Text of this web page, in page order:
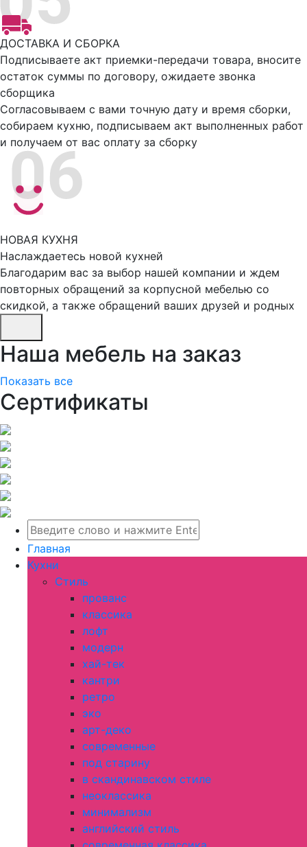
ДОСТАВКА И СБОРКА
Подписываете акт приемки-передачи товара, вносите
остаток суммы по договору, ожидаете звонка
сборщика
Согласовываем с вами точную дату и время сборки,
собираем кухню, подписываем акт выполненных работ
и получаем от вас оплату за сборку
НОВАЯ КУХНЯ
Наслаждаетесь новой кухней
Благодарим вас за выбор нашей компании и ждем
повторных обращений за корпусной мебелью со
скидкой, а также обращений ваших друзей и родных
Наша мебель на заказ
Показать все
Сертификаты
Главная
Кухни
Стиль
прованс
классика
лофт
модерн
хай-тек
кантри
ретро
эко
арт-деко
современные
под старину
в скандинавском стиле
неоклассика
минимализм
английский стиль